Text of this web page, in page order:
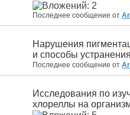
Последнее сообщение от
Нарушения
и способы устранения
Последнее сообщение от
Исследования по
хлореллы на